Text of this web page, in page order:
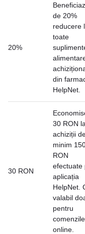
20%
de 20%
reducere
toate
din
HelpNet.
30 RON
30 RON la
achiziții
minim
RON
efectuate
aplicația
HelpNet.
valabil
pentru
comenzile
online.